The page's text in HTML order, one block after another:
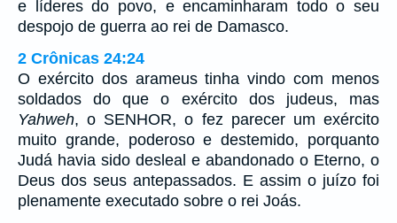
e líderes do povo, e encaminharam todo o seu
despojo de guerra ao rei de Damasco.
2 Crônicas 24:24
O exército dos arameus tinha vindo com menos
soldados do que o exército dos judeus, mas
Yahweh, o SENHOR, o fez parecer um exército
muito grande, poderoso e destemido, porquanto
Judá havia sido desleal e abandonado o Eterno, o
Deus dos seus antepassados. E assim o juízo foi
plenamente executado sobre o rei Joás.